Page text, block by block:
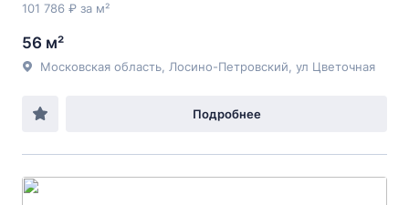
101 786 ₽ за м²
56 м²
Московская область, Лосино-Петровский, ул Цветочная
Подробнее